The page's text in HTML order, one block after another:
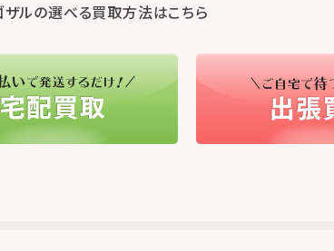
ルの選べる買取方法はこちら